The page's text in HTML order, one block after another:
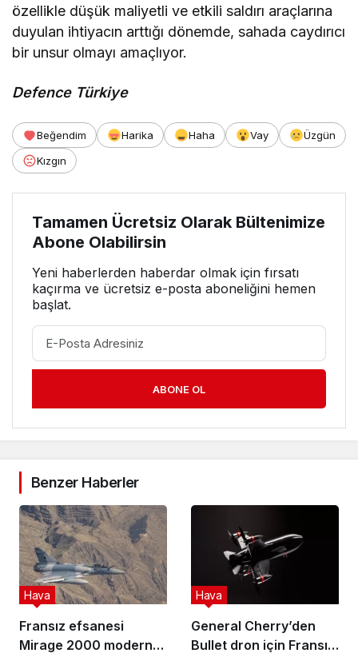
özellikle düşük maliyetli ve etkili saldırı araçlarına
duyulan ihtiyacın arttığı dönemde, sahada caydırıcı
bir unsur olmayı amaçlıyor.
Defence Türkiye
Beğendim Harika Haha Vay
Üzgün
Kızgın
Tamamen Ücretsiz Olarak Bültenimize
Abone Olabilirsin
Yeni haberlerden haberdar olmak için fırsatı
kaçırma ve ücretsiz e-posta aboneliğini hemen
başlat.
ABONE OL
Benzer Haberler
Fransız efsanesi
Mirage 2000 modern
Hava
General Cherry’den
Bullet dron için Fransız
Hava